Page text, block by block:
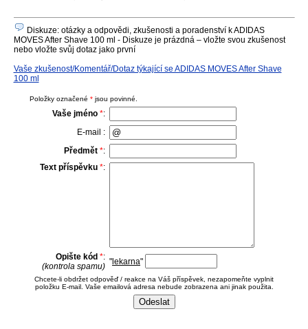
Diskuze: otázky a odpovědi, zkušenosti a poradenství k ADIDAS
MOVES After Shave 100 ml - Diskuze je prázdná – vložte svou zkušenost
nebo vložte svůj dotaz jako první
Vaše zkušenost/Komentář/Dotaz týkající se ADIDAS MOVES After Shave
100 ml
Položky označené * jsou povinné.
Vaše jméno *:
E-mail :
Předmět *:
Text příspěvku *:
Opište kód *:
(kontrola spamu) " lekarna"
Chcete-li obdržet odpověď / reakce na Váš příspěvek, nezapomeňte vyplnit
položku E-mail. Vaše emailová adresa nebude zobrazena ani jinak použita.